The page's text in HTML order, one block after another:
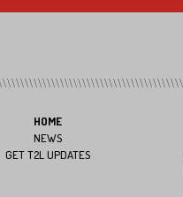
HOME
NEWS
GET T2L UPDATES